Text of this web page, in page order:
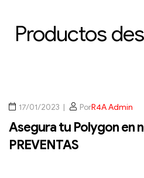
Productos
17/01/2023 PorR4A Admin
Asegura tu Polygon en
PREVENTAS